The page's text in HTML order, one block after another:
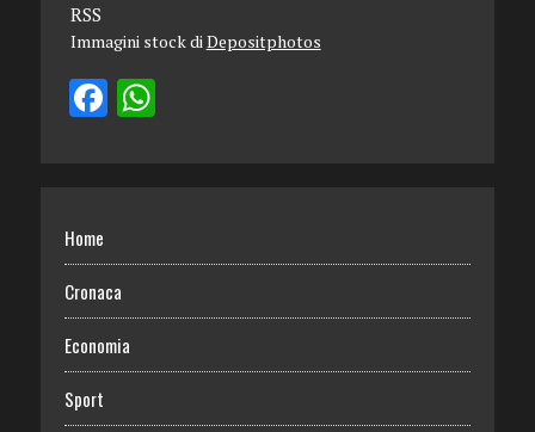
RSS
Immagini stock diDepositphotos
Home
Cronaca
Economia
Sport